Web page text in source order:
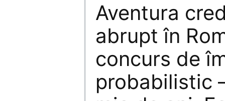
Aventura
abrupt în
concurs de
probabilistic